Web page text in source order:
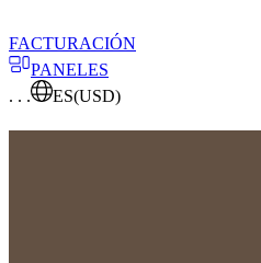
FACTURACIÓN
PANELES
. . .
ES(USD)